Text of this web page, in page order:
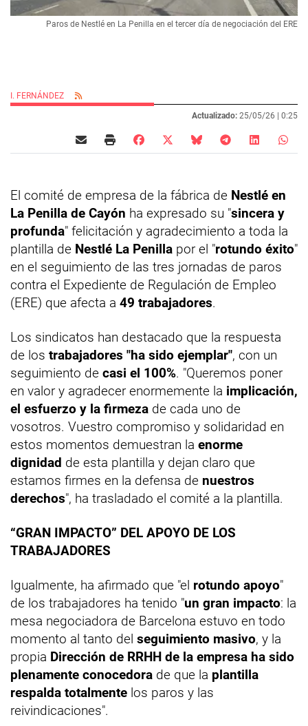
Paros de Nestlé en La Penilla en el tercer día de negociación del ERE
I. FERNÁNDEZ
Actualizado: 25/05/26 | 0:25
El comité de empresa de la fábrica de Nestlé en
La Penilla de Cayón ha expresado su "sincera y
profunda" felicitación y agradecimiento a toda la
plantilla de Nestlé La Penilla por el "rotundo éxito"
en el seguimiento de las tres jornadas de paros
contra el Expediente de Regulación de Empleo
(ERE) que afecta a 49 trabajadores.
Los sindicatos han destacado que la respuesta
de los trabajadores "ha sido ejemplar", con un
seguimiento de casi el 100%. "Queremos poner
en valor y agradecer enormemente la implicación,
el esfuerzo y la firmeza de cada uno de
vosotros. Vuestro compromiso y solidaridad en
estos momentos demuestran la enorme
dignidad de esta plantilla y dejan claro que
estamos firmes en la defensa de nuestros
derechos", ha trasladado el comité a la plantilla.
“GRAN IMPACTO” DEL APOYO DE LOS
TRABAJADORES
Igualmente, ha afirmado que "el rotundo apoyo"
de los trabajadores ha tenido "un gran impacto: la
mesa negociadora de Barcelona estuvo en todo
momento al tanto del seguimiento masivo, y la
propia Dirección de RRHH de la empresa ha sido
plenamente conocedora de que la plantilla
respalda totalmente los paros y las
reivindicaciones".